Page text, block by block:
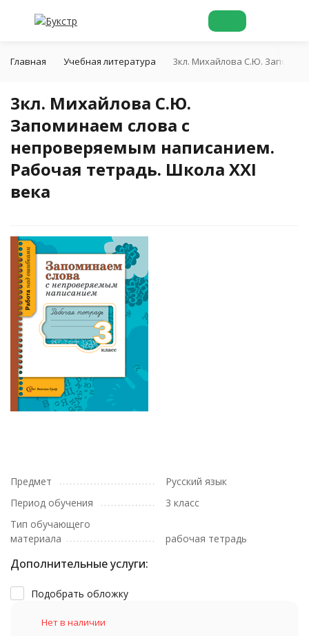
Главная Учебная литература 3кл. Михайлова С.Ю.
3кл. Михайлова С.Ю.
Запоминаем слова с
непроверяемым написанием.
Рабочая тетрадь. Школа XXI
века
Предмет
Русский язык
Период обучения
3 класс
Тип обучающего
материала
рабочая тетрадь
Дополнительные услуги:
Подобрать обложку
Нет в наличии